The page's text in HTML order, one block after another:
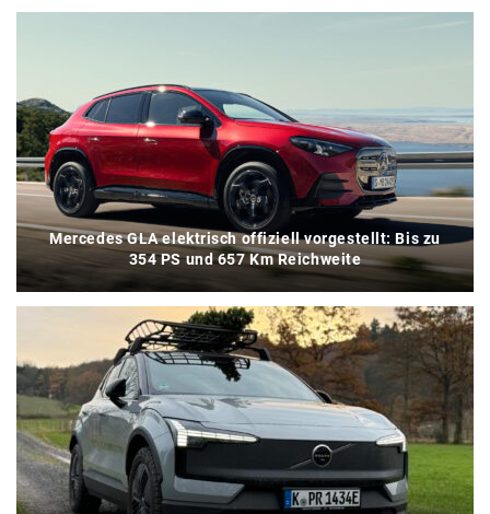
Mercedes GLA elektrisch offiziell vorgestellt: Bis zu
354 PS und 657 Km Reichweite